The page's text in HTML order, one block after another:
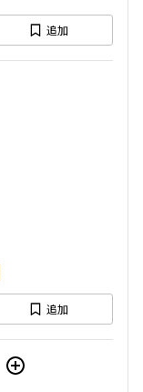
追加
追加